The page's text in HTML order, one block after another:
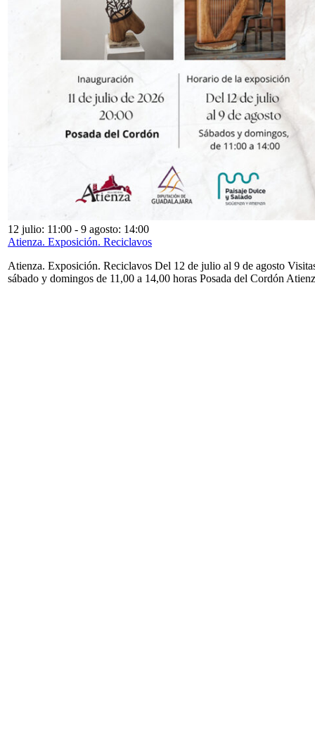
12 julio: 11:00 - 9 agosto: 14:00
Atienza. Exposición. Reciclavos
Atienza. Exposición. Reciclavos Del 12 de julio al 9 de agosto
sábado y domingos de 11,00 a 14,00 horas Posada del Cordón